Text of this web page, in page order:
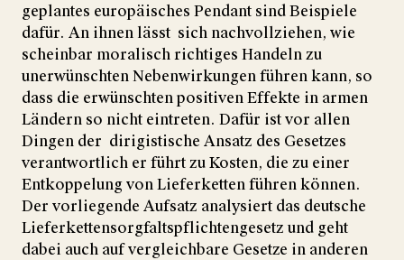
geplantes europäisches Pendant sind Beispiele
dafür. An ihnen lässt sich nachvollziehen, wie
scheinbar moralisch richtiges Handeln zu
unerwünschten Nebenwirkungen führen kann, so
dass die erwünschten positiven Effekte in armen
Ländern so nicht eintreten. Dafür ist vor allen
Dingen der dirigistische Ansatz des Gesetzes
verantwortlich er führt zu Kosten, die zu einer
Entkoppelung von Lieferketten führen können.
Der vorliegende Aufsatz analysiert das deutsche
Lieferkettensorgfaltspflichtengesetz und geht
dabei auch auf vergleichbare Gesetze in anderen